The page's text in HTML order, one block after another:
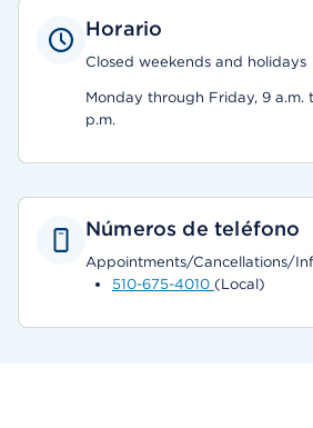
Horario
Closed weekends and holidays
Monday through Friday, 9 a.m.
p.m.
Números de teléfono
Appointments/Cancellations/
510-675-4010 (Local)